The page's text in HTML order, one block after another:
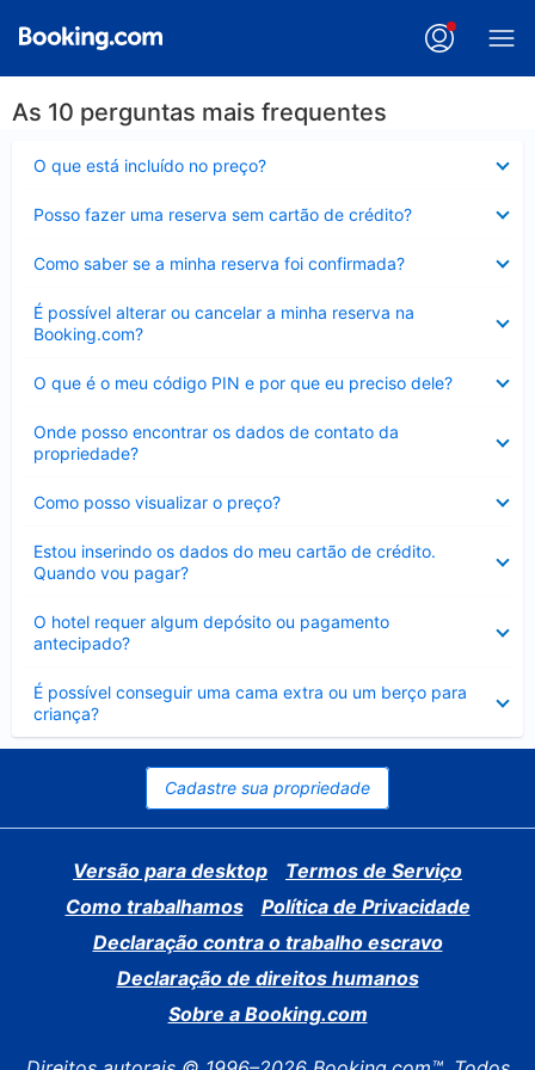
As 10 perguntas mais frequentes
O que está incluído no preço?
Posso fazer uma reserva sem cartão de crédito?
Como saber se a minha reserva foi confirmada?
É possível alterar ou cancelar a minha reserva na
Booking.com?
Contraído
O que é o meu código PIN e por que eu preciso dele?
Onde posso encontrar os dados de contato da
propriedade?
Como posso visualizar o preço?
Estou inserindo os dados do meu cartão de crédito.
Quando vou pagar?
O hotel requer algum depósito ou pagamento
antecipado?
É possível conseguir uma cama extra ou um berço para
criança?
Contraído
Cadastre sua propriedade
Versão para desktop
Termos de Serviço
Como trabalhamos
Política de Privacidade
Declaração contra o trabalho escravo
Declaração de direitos humanos
Sobre a Booking.com